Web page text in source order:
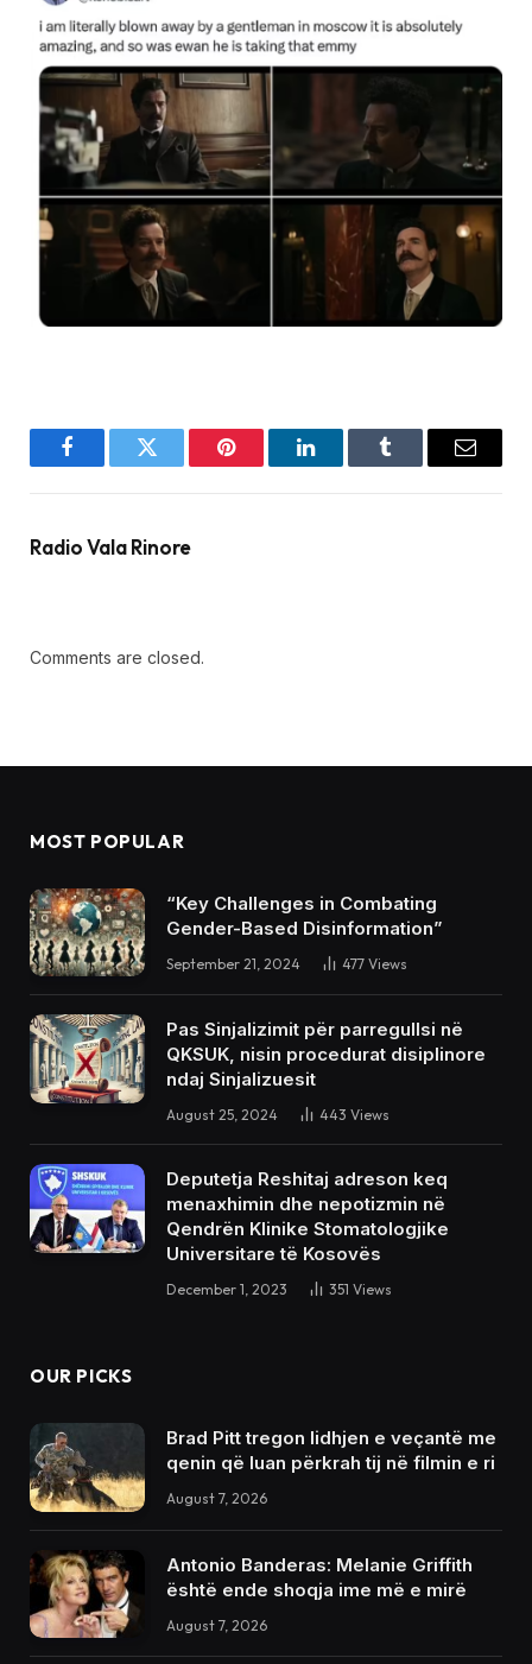
FacebookTwitter Pinterest LinkedInTumblr Email
Radio Vala Rinore
Comments are closed.
MOST POPULAR
“Key Challenges in Combating
Gender-Based Disinformation”
September 21, 2024 477 Views
Pas Sinjalizimit për parregullsi në
QKSUK, nisin procedurat disiplinore
ndaj Sinjalizuesit
August 25, 2024 443 Views
Deputetja Reshitaj adreson keq
menaxhimin dhe nepotizmin në
Qendrën Klinike Stomatologjike
Universitare të Kosovës
December 1, 2023 351 Views
OUR PICKS
Brad Pitt tregon lidhjen e veçantë me
qenin që luan përkrah tij në filmin e ri
August 7, 2026
Antonio Banderas: Melanie Griffith
është ende shoqja ime më e mirë
August 7, 2026